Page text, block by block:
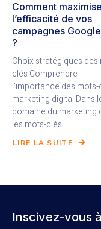
Comment
l’efficacité de vos
campagnes
?
Choix stratégiques des
clés Comprendre
l'importance des mots-
marketing digital Dans
domaine du marketing
les mots-clés...
LIRE LA SUITE
Inscivez-vous